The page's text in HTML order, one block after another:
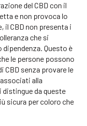
del CBD con il
e non provoca lo
il CBD non presenta i
che si
Questo è
le persone possono
CBD senza provare le
alla
distingue da queste
sicura per coloro che